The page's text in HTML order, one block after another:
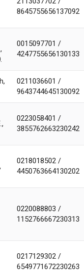
8645755656137092
0015097701 /
4247755656130133
0211036601 /
9643744645130092
0223058401 /
3855762663230242
0218018502 /
4450763664130202
0220088803 /
1152766667230313
0217129302 /
6549771672230263